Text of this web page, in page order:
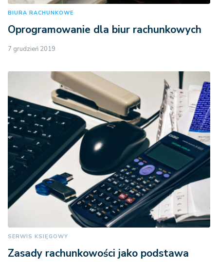
BIURA RACHUNKOWE
Oprogramowanie dla biur rachunkowych
7 grudzień 2019
SERWIS KSIĘGOWY
Zasady rachunkowości jako podstawa